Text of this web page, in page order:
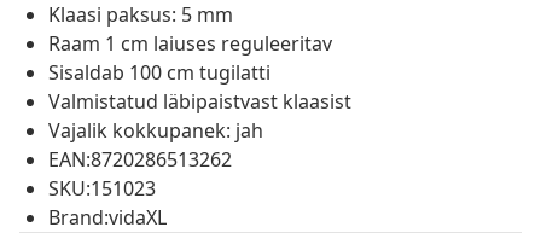
Klaasi paksus: 5 mm
Raam 1 cm laiuses reguleeritav
Sisaldab 100 cm tugilatti
Valmistatud läbipaistvast klaasist
Vajalik kokkupanek: jah
EAN:8720286513262
SKU:151023
Brand:vidaXL